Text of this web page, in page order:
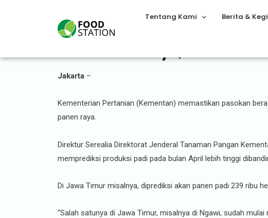
Tentang Kami Berita &
Mulai Panen Raya, Kementan
Jakarta –
Kementerian Pertanian (Kementan) memastikan pasokan
panen raya.
Direktur Serealia Direktorat Jenderal Tanaman Pangan
memprediksi produksi padi pada bulan April lebih tinggi
Di Jawa Timur misalnya, diprediksi akan panen padi 239 ribu
“Salah satunya di Jawa Timur, misalnya di Ngawi, sudah